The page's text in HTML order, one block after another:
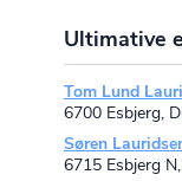
Ultimative
Tom Lund
6700 Esbjerg,
Søren
6715 Esbjerg